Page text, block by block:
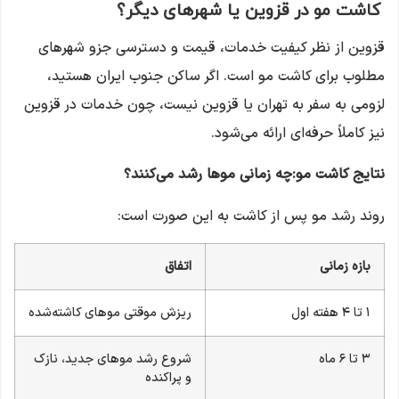
کاشت مو در قزوین یا شهرهای دیگر؟
قزوین از نظر کیفیت خدمات، قیمت و دسترسی جزو شهرهای
مطلوب برای کاشت مو است. اگر ساکن جنوب ایران هستید،
لزومی به سفر به تهران یا قزوین نیست، چون خدمات در قزوین
نیز کاملاً حرفه‌ای ارائه می‌شود.
نتایج کاشت مو:چه زمانی موها رشد می‌کنند؟
روند رشد مو پس از کاشت به این صورت است:
بازه زمانی اتفاق
۱ تا ۴ هفته اول ریزش موقتی موهای کاشته‌شده
۳ تا ۶ ماه
شروع رشد موهای جدید، نازک
و پراکنده